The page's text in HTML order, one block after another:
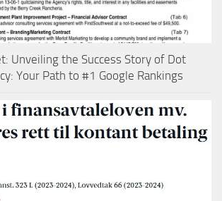
Unveiling the Success Story of Dot
Your Path to #1 Google Rankings